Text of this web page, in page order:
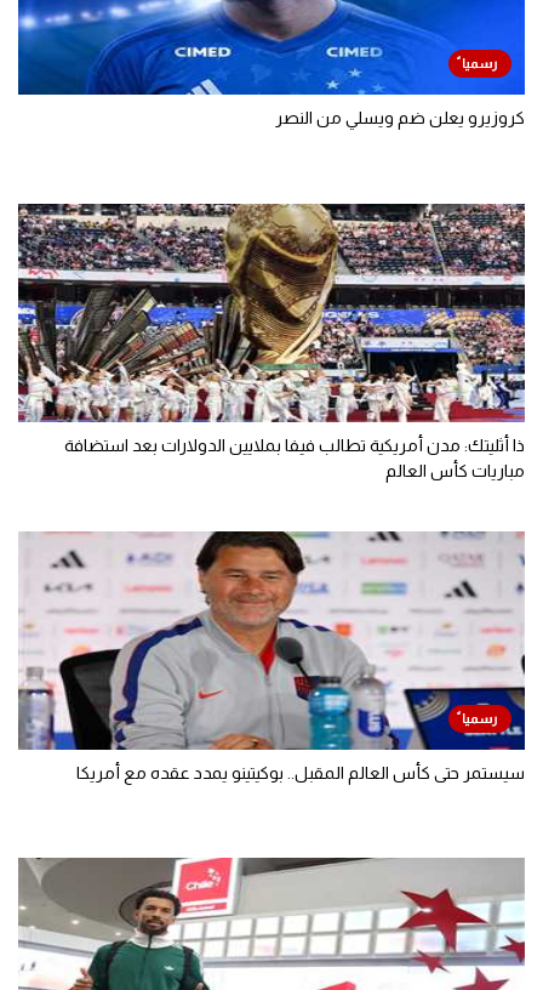
كروزيرو يعلن ضم ويسلي من النصر
ذا أثليتك: مدن أمريكية تطالب فيفا بملايين الدولارات بعد استضافة
مباريات كأس العالم
سيستمر حتى كأس العالم المقبل.. بوكيتينو يمدد عقده مع أمريكا